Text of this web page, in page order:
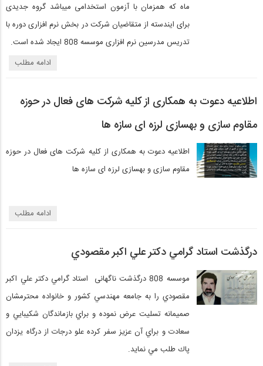
ماه که همزمان با آزمون استخدامی میباشد گروه جدیدی
برای ایندسته از متقاضیان شرکت در بخش نرم افزاری دوره با
تدریس مدرسین نرم افزاری موسسه 808 ایجاد شده است.
ادامه مطلب
اطلاعیه دعوت به همکاری از کلیه شرکت های فعال در حوزه
مقاوم سازی و بهسازی لرزه ای سازه ها
اطلاعیه دعوت به همکاری از کلیه شرکت های فعال در حوزه
مقاوم سازی و بهسازی لرزه ای سازه ها
ادامه مطلب
درگذشت استاد گرامي دكتر علي اكبر مقصودي
موسسه 808 درگذشت ناگهانی استاد گرامي دكتر علي اكبر
مقصودي را به جامعه مهندسي كشور و خانواده محترمشان
صميمانه تسليت عرض نموده و براي بازماندگان شكيبايي و
سعادت و براي آن عزيز سفر كرده علو درجات از درگاه يزدان
پاك طلب مي نمايد.